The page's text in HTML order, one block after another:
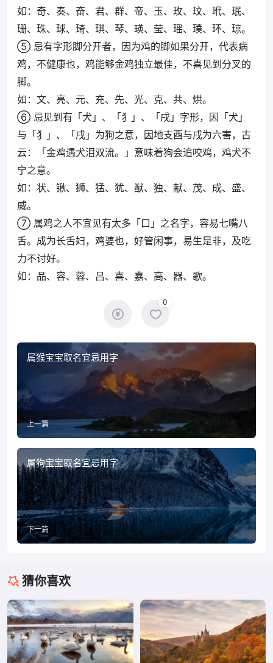
如：奇、奏、奋、君、群、帝、玉、玫、玟、玳、珉、
珊、珠、球、琦、琪、琴、瑛、莹、瑶、璞、环、琼。
⑤ 忌有字形脚分开者，因为鸡的脚如果分开，代表病
鸡，不健康也，鸡能够金鸡独立最佳，不喜见到分叉的
脚。
如：文、亮、元、充、先、光、克、共、烘。
⑥ 忌见到有「犬」、「犭」、「戌」字形，因「犬」
与「犭」、「戌」为狗之意，因地支酉与戌为六害，古
云：「金鸡遇犬泪双流。」意味着狗会追咬鸡，鸡犬不
宁之意。
如：状、锹、狮、猛、犹、猷、独、献、茂、成、盛、
威。
⑦ 属鸡之人不宜见有太多「口」之名字，容易七嘴八
舌。成为长舌妇，鸡婆也，好管闲事，易生是非，及吃
力不讨好。
如：品、容、蓉、吕、喜、嘉、高、器、歌。
0
属猴宝宝取名宜忌用字
上一篇
属狗宝宝取名宜忌用字
下一篇
猜你喜欢